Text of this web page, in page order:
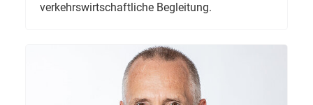
verkehrswirtschaftliche Begleitung.